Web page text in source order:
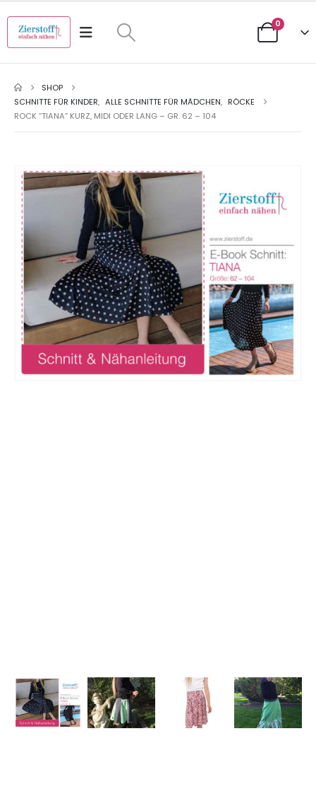
0
SHOP
SCHNITTE FÜR KINDER, ALLE SCHNITTE FÜR MÄDCHEN, RÖCKE
ROCK “TIANA” KURZ, MIDI ODER LANG – GR. 62 – 104